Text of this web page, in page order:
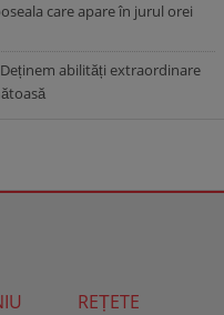
care apare în jurul orei
abilități extraordinare
REȚETE